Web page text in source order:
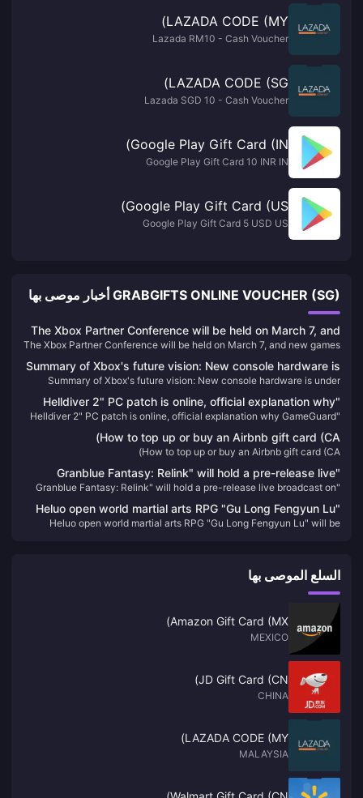
LAZADA CODE (MY)
Lazada RM10 - Cash Voucher
LAZADA CODE (SG)
Lazada SGD 10 - Cash Voucher
Google Play Gift Card (IN)
Google Play Gift Card 10 INR IN
Google Play Gift Card (US)
Google Play Gift Card 5 USD US
GRABGIFTS ONLINE VOUCHER (SG) أخبار موصى بها
The Xbox Partner Conference will be held on March 7, and
new games from EA, Capcom, and Nexon will be
confirmed.
The Xbox Partner Conference will be held on March 7, and new games
Summary of Xbox's future vision: New console hardware is
under development, and four games will be launched on
other platforms
Summary of Xbox's future vision: New console hardware is under
"Helldiver 2" PC patch is online, official explanation why
GameGuard anti-cheat system is used
"Helldiver 2" PC patch is online, official explanation why GameGuard
anti-cheat system is used
How to top up or buy an Airbnb gift card (CA)
How to top up or buy an Airbnb gift card (CA)
"Granblue Fantasy: Relink" will hold a pre-release live
broadcast on January 11
"Granblue Fantasy: Relink" will hold a pre-release live broadcast on
Heluo open world martial arts RPG "Gu Long Fengyun Lu"
will be released on February 1 next year, priced at 108
Heluo open world martial arts RPG "Gu Long Fengyun Lu" will be
السلع الموصى بها
Amazon Gift Card (MX)
MEXICO
JD Gift Card (CN)
CHINA
LAZADA CODE (MY)
MALAYSIA